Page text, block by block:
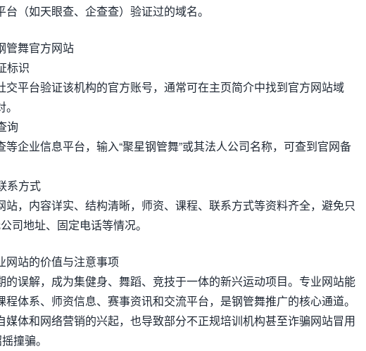
（如天眼查、企查查）验证过的域名。
管舞官方网站
标识
交平台验证该机构的官方账号，通常可在主页简介中找到官方网站域
询
等企业信息平台，输入“聚星钢管舞”或其法人公司名称，可查到官网备
系方式
站，内容详实、结构清晰，师资、课程、联系方式等资料齐全，避免只
司地址、固定电话等情况。
网站的价值与注意事项
的误解，成为集健身、舞蹈、竞技于一体的新兴运动项目。专业网站能
程体系、师资信息、赛事资讯和交流平台，是钢管舞推广的核心通道。
媒体和网络营销的兴起，也导致部分不正规培训机构甚至诈骗网站冒用
撞骗。